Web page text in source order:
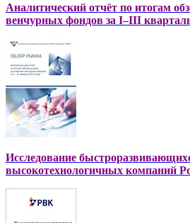
Аналитический отчёт по итогам
венчурных фондов за I–III
Исследование
высокотехнологичных компаний